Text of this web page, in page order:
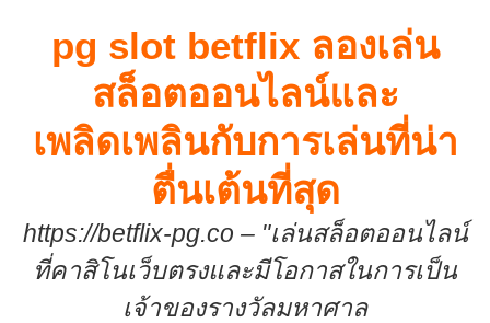
contentpg slot betflix ลองเล่น
สล็อตออนไลน์และ
เพลิดเพลินกับการเล่นที่น่า
ตื่นเต้นที่สุด
https://betflix-pg.co – "เล่นสล็อตออนไลน์
ที่คาสิโนเว็บตรงและมีโอกาสในการเป็น
เจ้าของรางวัลมหาศาล